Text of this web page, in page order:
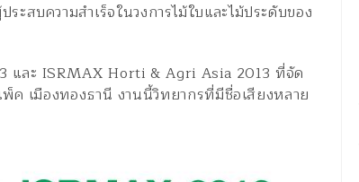
ระสบความสำเร็จในวงการไม้ใบและไม้ประดับของ
และ ISRMAX Horti & Agri Asia 2013 ที่จัด
เมืองทองธานี งานนี้วิทยากรที่มีชื่อเสียงหลาย